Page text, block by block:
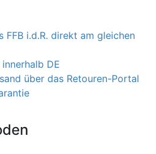
FFB i.d.R. direkt am gleichen
DE
über das Retouren-Portal